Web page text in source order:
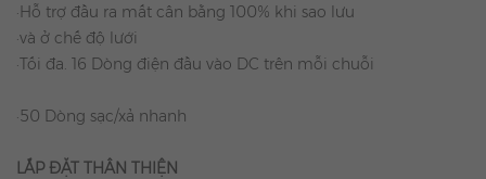
·Hỗ trợ đầu ra mất cân bằng 100% khi sao lưu
·và ở chế độ lưới
·Tối đa. 16 Dòng điện đầu vào DC trên mỗi chuỗi
·50 Dòng sạc/xả nhanh
LẮP ĐẶT THÂN THIỆN